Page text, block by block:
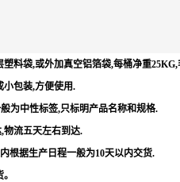
塑料袋,或外加真空铝箔袋,每桶净重
小包装,方便使用.
为中性标签,只标明产品名称和规格.
物流五天左右到达.
根据生产日程一般为10天以内交货.